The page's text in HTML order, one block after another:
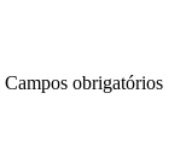
Campos obrigatórios